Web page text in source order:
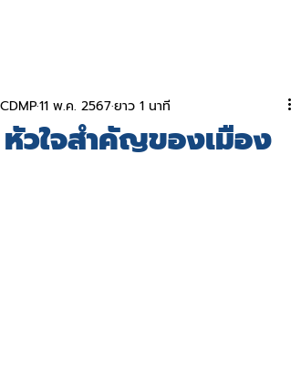
วใจสำคัญของเมือง
11 พ.ค. 2567ยาว 1 นาที